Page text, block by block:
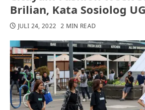
Brilian, Kata Sosiolog
JULI 24, 2022 2 MIN READ